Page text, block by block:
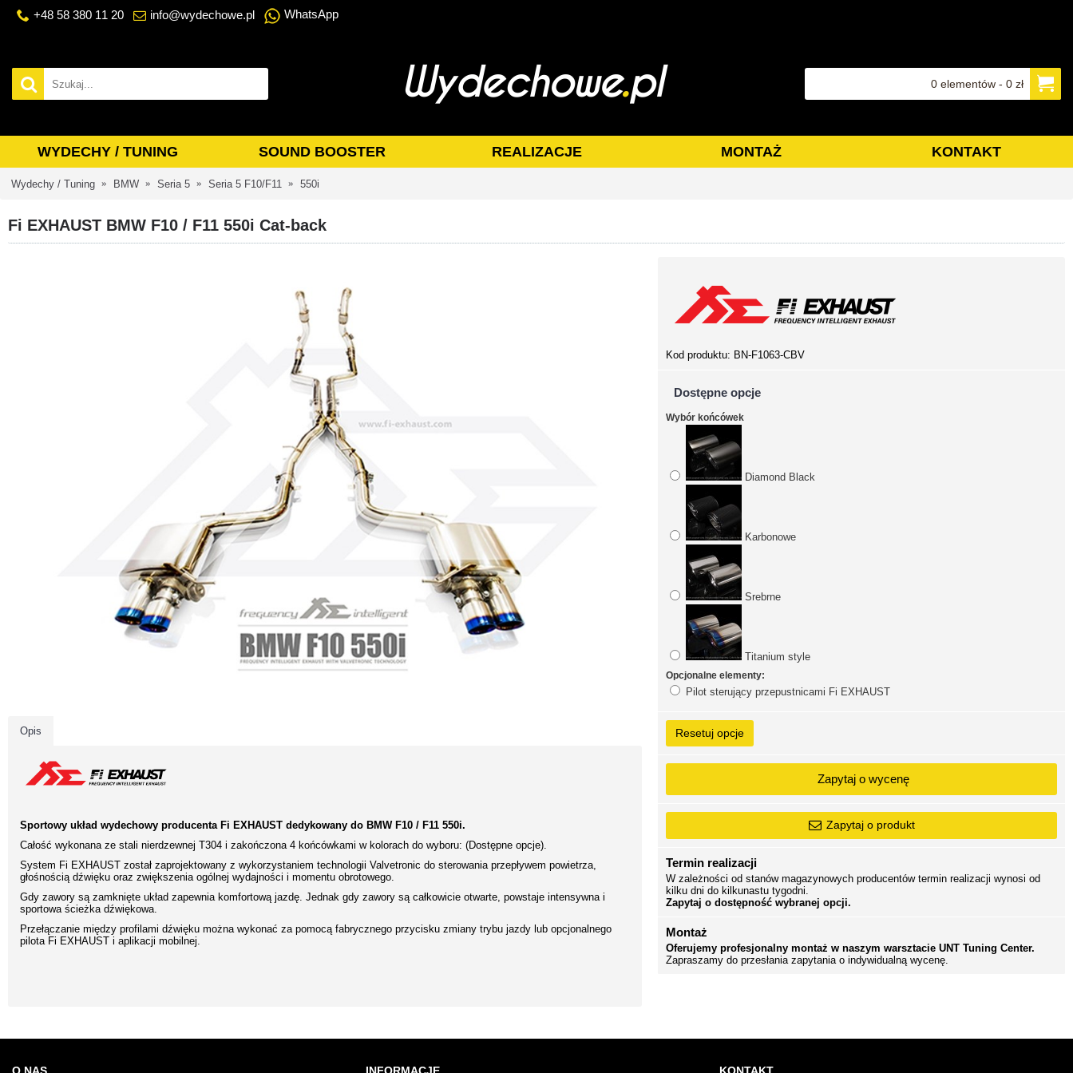
+48 58 380 11 20 info@wydechowe.pl WhatsApp
0 elementów - 0 zł
WYDECHY / TUNING SOUND BOOSTER REALIZACJE MONTAŻ KONTAKT
Wydechy / Tuning BMW Seria 5 Seria 5 F10/F11 550i
Fi EXHAUST BMW F10 / F11 550i Cat-back
Opis
Sportowy układ wydechowy producenta Fi EXHAUST dedykowany do BMW F10 / F11 550i.
Całość wykonana ze stali nierdzewnej T304 i zakończona 4 końcówkami w kolorach do wyboru: (Dostępne opcje).
System Fi EXHAUST został zaprojektowany z wykorzystaniem technologii Valvetronic do sterowania przepływem powietrza,
głośnością dźwięku oraz zwiększenia ogólnej wydajności i momentu obrotowego.
Gdy zawory są zamknięte układ zapewnia komfortową jazdę. Jednak gdy zawory są całkowicie otwarte, powstaje intensywna i
sportowa ścieżka dźwiękowa.
Przełączanie między profilami dźwięku można wykonać za pomocą fabrycznego przycisku zmiany trybu jazdy lub opcjonalnego
pilota Fi EXHAUST i aplikacji mobilnej.
Kod produktu: BN-F1063-CBV
Dostępne opcje
Wybór końcówek
Diamond Black
Karbonowe
Srebrne
Titanium style
Opcjonalne elementy:
Pilot sterujący przepustnicami Fi EXHAUST
Resetuj opcje
Zapytaj o wycenę
Zapytaj o produkt
Termin realizacji
W zależności od stanów magazynowych producentów termin realizacji wynosi od
kilku dni do kilkunastu tygodni.
Zapytaj o dostępność wybranej opcji.
Montaż
Oferujemy profesjonalny montaż w naszym warsztacie UNT Tuning Center.
Zapraszamy do przesłania zapytania o indywidualną wycenę.
O NAS INFORMACJE KONTAKT